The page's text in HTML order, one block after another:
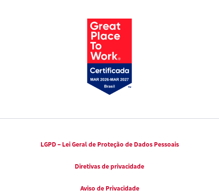
Códigos de Conduta Ética
LGPD – Lei Geral de Proteção de Dados Pessoais
Diretivas de privacidade
Aviso de Privacidade